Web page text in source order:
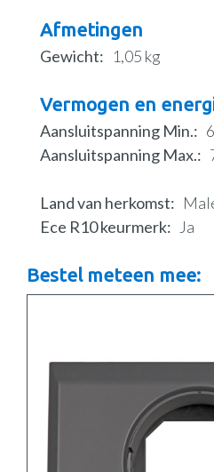
Afmetingen
Gewicht 1,05 kg
Vermogen en
Aansluitspanning Min.
Aansluitspanning Max.
Land van herkomst
Ece R10 keurmerk
Ja
Bestel meteen mee: